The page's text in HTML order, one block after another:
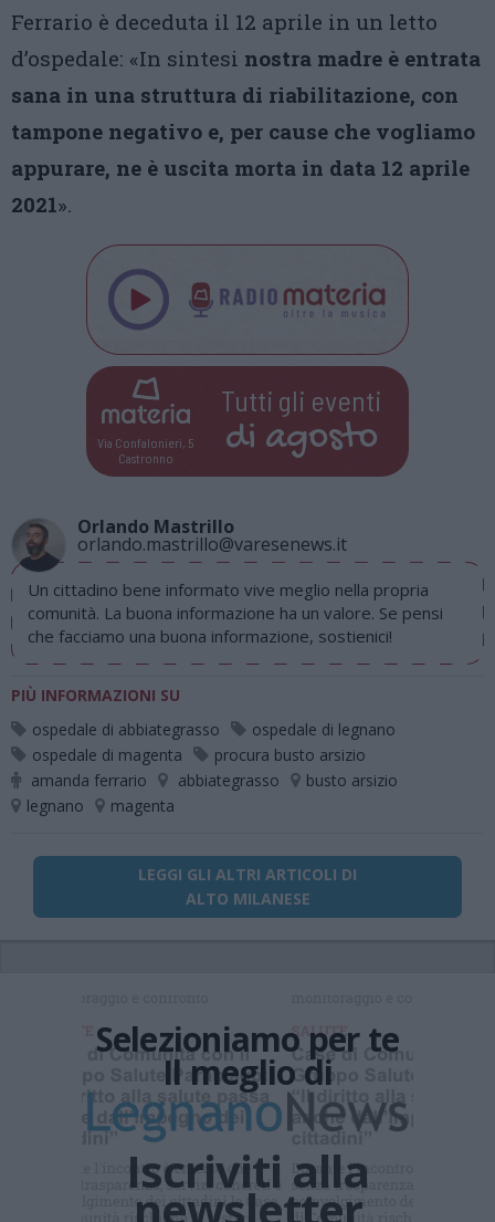
Ferrario è deceduta il 12 aprile in un letto
d’ospedale: «In sintesi nostra madre è entrata
sana in una struttura di riabilitazione, con
tampone negativo e, per cause che vogliamo
appurare, ne è uscita morta in data 12 aprile
2021».
Via Confalonieri, 5
Castronno
Tutti gli eventi
di agosto
Orlando Mastrillo
orlando.mastrillo@varesenews.it
Un cittadino bene informato vive meglio nella propria
comunità. La buona informazione ha un valore. Se pensi
che facciamo una buona informazione, sostienici!
PIÙ INFORMAZIONI SU
ospedale di abbiategrasso
ospedale di legnano
ospedale di magenta
procura busto arsizio
amanda ferrario
abbiategrasso
busto arsizio
legnano
magenta
LEGGI GLI ALTRI ARTICOLI DI
ALTO MILANESE
Selezioniamo per te
Il meglio di
Iscriviti alla